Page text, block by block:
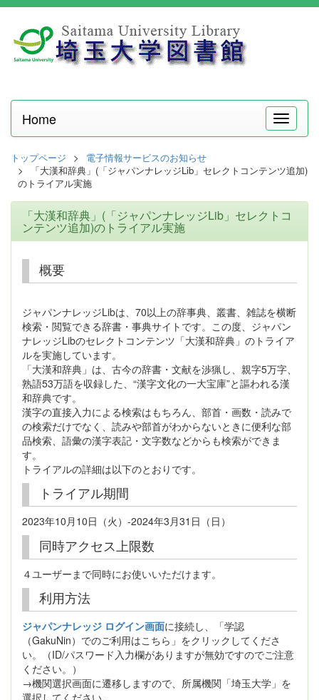
メ
ニ
Home
トップページ
電子情報サービスのお知らせ
「大漢和辞典」(「ジャパンナレッジLib」セレクトコンテンツ追加)
のトライアル実施
「大漢和辞典」(「ジャパンナレッジLib」セレクトコ
ンテンツ追加)のトライアル実施
概要
ジャパンナレッジLibは、70以上の辞事典、叢書、雑誌を横断
検索・閲覧できる辞書・事典サイトです。この度、ジャパン
ナレッジLibのセレクトコンテンツ「大漢和辞典」のトライア
ルを実施しています。
「大漢和辞典」は、古今の辞書・文献を渉猟し、親字5万字、
熟語53万語を収録した、“漢字文化の一大宝庫”と謳われる漢
和辞典です。
漢字の直接入力による検索はもちろん、部首・画数・読みで
の検索だけでなく、読みや部首がわからないときに便利な部
品検索、語彙の漢字表記・文字数などからも検索ができま
す。
トライアルの詳細は以下のとおりです。
トライアル期間
2023年10月10日（火）-2024年3月31日（日）
同時アクセス上限数
４ユーザーまで同時にお使いいただけます。
利用方法
ジャパンナレッジ ログイン画面に接続し、「学認
（GakuNin）でのご利用はこちら」をクリックしてくださ
い。（ID/パスワード入力欄がありますが無効ですのでご注意
ください。）
→機関選択画面に遷移しますので、所属機関「埼玉大学」を
選択してください。